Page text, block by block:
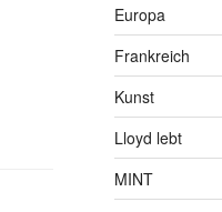
Europa
Frankreich
Kunst
Lloyd lebt
MINT